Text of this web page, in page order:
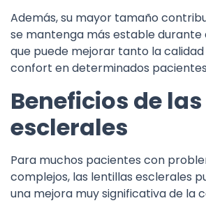
Además, su mayor tamaño
se mantenga más estable durante
que puede mejorar tanto la
confort en determinados
Beneficios de
esclerales
Para muchos pacientes con
complejos, las lentillas esclerales
una mejora muy significativa de la